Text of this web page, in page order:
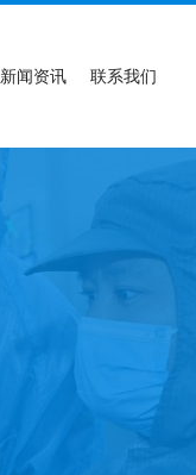
新闻资讯 联系我们